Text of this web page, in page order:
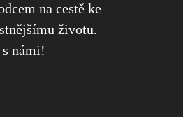
na cestě ke
životu.
námi!